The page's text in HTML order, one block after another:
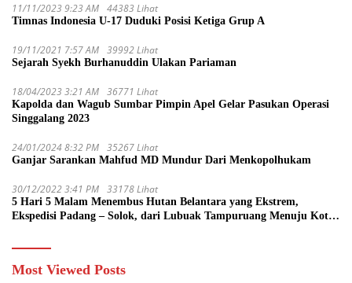
11/11/2023 9:23 AM 44383 Lihat
Timnas Indonesia U-17 Duduki Posisi Ketiga Grup A
19/11/2021 7:57 AM 39992 Lihat
Sejarah Syekh Burhanuddin Ulakan Pariaman
18/04/2023 3:21 AM 36771 Lihat
Kapolda dan Wagub Sumbar Pimpin Apel Gelar Pasukan Operasi
Singgalang 2023
24/01/2024 8:32 PM 35267 Lihat
Ganjar Sarankan Mahfud MD Mundur Dari Menkopolhukam
30/12/2022 3:41 PM 33178 Lihat
5 Hari 5 Malam Menembus Hutan Belantara yang Ekstrem,
Ekspedisi Padang – Solok, dari Lubuak Tampuruang Menuju Koto
Most Viewed Posts